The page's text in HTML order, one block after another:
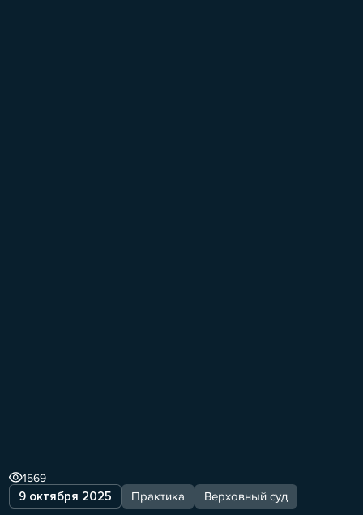
9 октября 2025 Практика Верховный суд
1569